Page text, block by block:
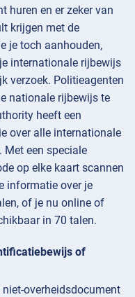
huren en er zeker van
krijgen met de
je toch aanhouden,
internationale rijbewijs
verzoek. Politieagenten
nationale rijbewijs te
heeft een
over alle internationale
een speciale
op elke kaart scannen
informatie over je
of je nu online of
in 70 talen.
of
niet-overheidsdocument